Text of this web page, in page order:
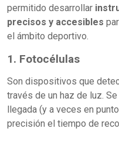
permitido desarrollar
precisos y accesibles
el ámbito deportivo.
1. Fotocélulas
Son dispositivos que
través de un haz de luz.
llegada (y a veces en
precisión el tiempo de